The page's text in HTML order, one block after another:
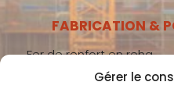
Gérer le
FABRICATION &
Fer de renfort en reha
Métallerie gros-œuvre